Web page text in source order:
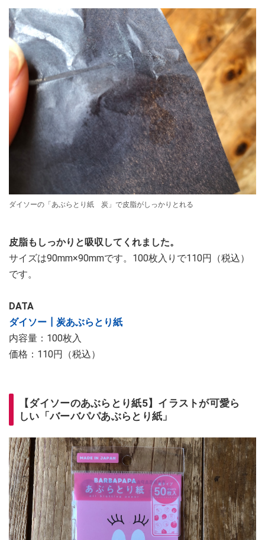
ダイソーの「あぶらとり紙 炭」で皮脂がしっかりとれる
皮脂もしっかりと吸収してくれました。
サイズは90mm×90mmです。100枚入りで110円（税込）
です。
DATA
ダイソー┃炭あぶらとり紙
内容量：100枚入
価格：110円（税込）
【ダイソーのあぶらとり紙5】イラストが可愛ら
しい「バーバパパあぶらとり紙」